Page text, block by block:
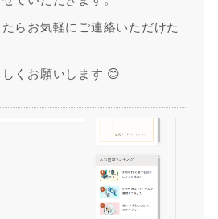
らお気軽にご連絡いただけた
くお願いします 😊